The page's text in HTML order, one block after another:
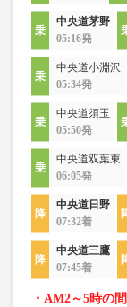
中央道茅野
05:16発
中央道小淵沢
05:34発
中央道須玉
05:50発
中央道双葉東
06:05発
中央道日野
07:32着
中央道三鷹
07:45着
・AM2～5時の